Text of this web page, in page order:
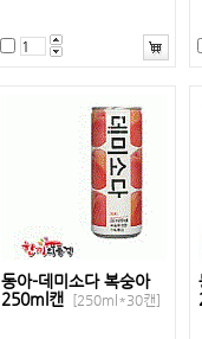
동아-데미소다 복숭아
250ml캔
[250ml*30캔]